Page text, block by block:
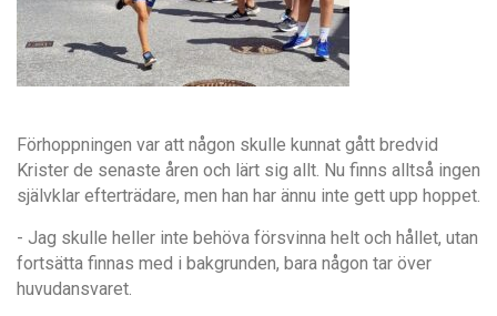
Förhoppningen var att någon skulle kunnat gått bredvid
Krister de senaste åren och lärt sig allt. Nu finns alltså ingen
självklar efterträdare, men han har ännu inte gett upp hoppet.
- Jag skulle heller inte behöva försvinna helt och hållet, utan
fortsätta finnas med i bakgrunden, bara någon tar över
huvudansvaret.